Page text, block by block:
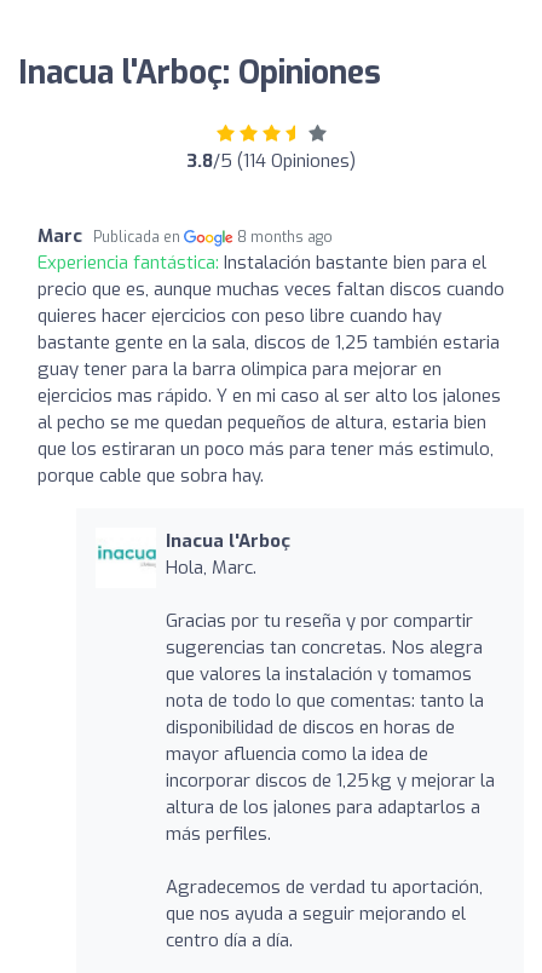
Inacua l'Arboç: Opiniones
3.8/5 (114 Opiniones)
Marc Publicada en 8 months ago
Experiencia fantástica: Instalación bastante bien para el
precio que es, aunque muchas veces faltan discos cuando
quieres hacer ejercicios con peso libre cuando hay
bastante gente en la sala, discos de 1,25 también estaria
guay tener para la barra olimpica para mejorar en
ejercicios mas rápido. Y en mi caso al ser alto los jalones
al pecho se me quedan pequeños de altura, estaria bien
que los estiraran un poco más para tener más estimulo,
porque cable que sobra hay.
Inacua l'Arboç
Hola, Marc.
Gracias por tu reseña y por compartir
sugerencias tan concretas. Nos alegra
que valores la instalación y tomamos
nota de todo lo que comentas: tanto la
disponibilidad de discos en horas de
mayor afluencia como la idea de
incorporar discos de 1,25 kg y mejorar la
altura de los jalones para adaptarlos a
más perfiles.
Agradecemos de verdad tu aportación,
que nos ayuda a seguir mejorando el
centro día a día.